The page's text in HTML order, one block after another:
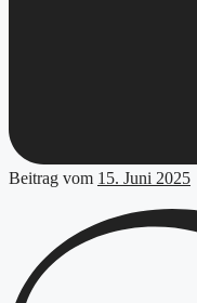
Beitrag vom 15. Juni 2025